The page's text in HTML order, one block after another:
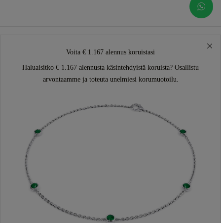
Voita € 1.167 alennus koruistasi
Haluaisitko € 1.167 alennusta käsintehdyistä koruista? Osallistu
arvontaamme ja toteuta unelmiesi korumuotoilu.